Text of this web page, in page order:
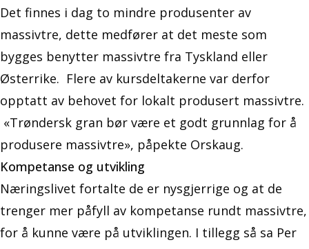
Det finnes i dag to mindre produsenter av
massivtre, dette medfører at det meste som
bygges benytter massivtre fra Tyskland eller
Østerrike. Flere av kursdeltakerne var derfor
opptatt av behovet for lokalt produsert massivtre.
«Trøndersk gran bør være et godt grunnlag for å
produsere massivtre», påpekte Orskaug.
Kompetanse og utvikling
Næringslivet fortalte de er nysgjerrige og at de
trenger mer påfyll av kompetanse rundt massivtre,
for å kunne være på utviklingen. I tillegg så sa Per